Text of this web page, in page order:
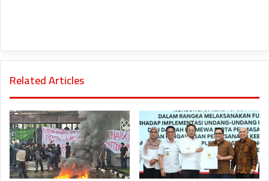
Related Articles